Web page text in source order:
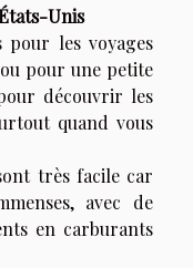
Unis
les voyages
pour une petite
découvrir les
quand vous
très facile car
avec de
en carburants